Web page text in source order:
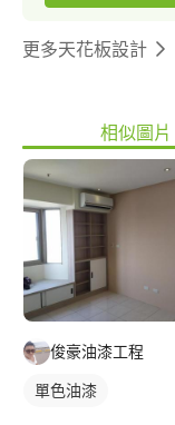
更多天花板設計
相似圖片
俊豪油漆工程
單色油漆